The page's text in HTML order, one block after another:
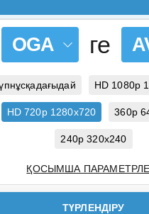
OGA ге
HD 1080p
HD 720p 1280x720 360p
240p 320x240
ҚОСЫМША
ТҮРЛЕНДІРУ